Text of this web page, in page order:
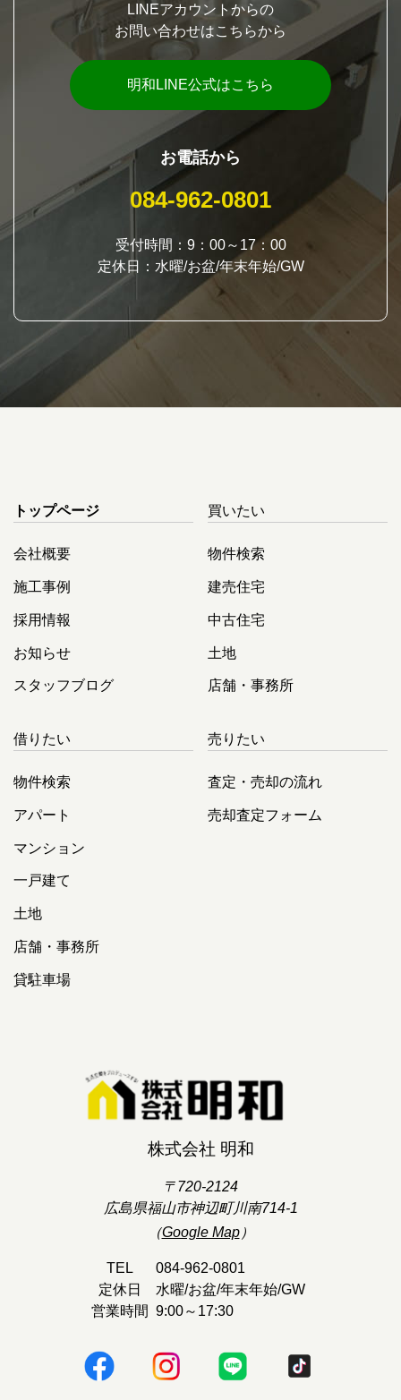
LINEアカウントからの
お問い合わせはこちらから
明和LINE公式はこちら
お電話から
084-962-0801
受付時間：9：00～17：00
定休日：水曜/お盆/年末年始/GW
トップページ
会社概要
施工事例
採用情報
お知らせ
スタッフブログ
買いたい
物件検索
建売住宅
中古住宅
土地
店舗・事務所
借りたい
物件検索
アパート
マンション
一戸建て
土地
店舗・事務所
貸駐車場
売りたい
査定・売却の流れ
売却査定フォーム
株式会社 明和
〒720-2124
広島県福山市神辺町川南714-1
（Google Map）
TEL
084-962-0801
定休日
水曜/お盆/年末年始/GW
営業時間 9:00～17:30